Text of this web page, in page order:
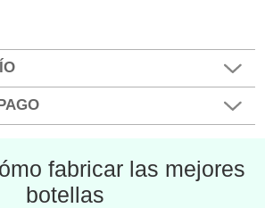
fabricar las mejores
botellas